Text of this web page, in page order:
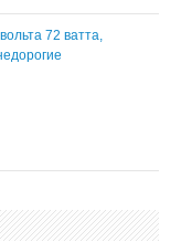
72 ватта,